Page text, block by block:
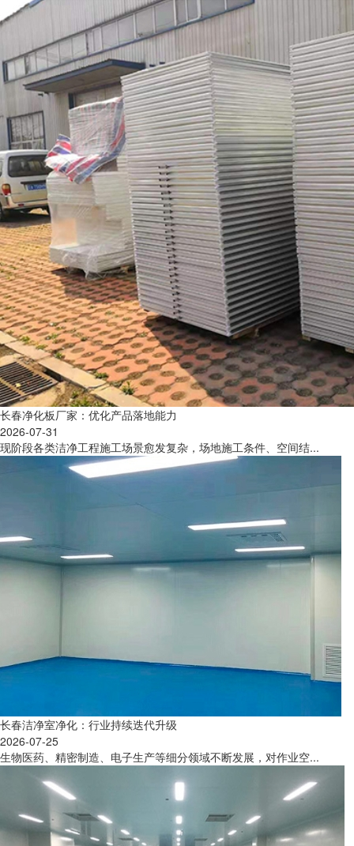
长春净化板厂家：优化产品落地能力
2026-07-31
现阶段各类洁净工程施工场景愈发复杂，场地施工条件、空间结...
长春洁净室净化：行业持续迭代升级
2026-07-25
生物医药、精密制造、电子生产等细分领域不断发展，对作业空...